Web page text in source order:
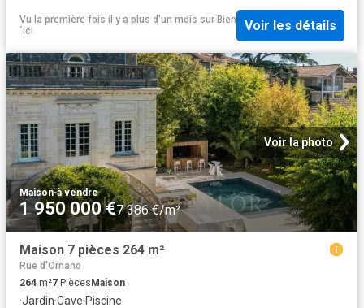
Vu la première fois il y a plus d'un mois sur Bien
´ici
Voir les détails
Voir la photo
Maison·à vendre
1 950 000 €7 386 €/m²
Maison 7 pièces 264 m²
Rue d'Ornano
264 m²7 PiècesMaison
·Jardin·Cave·Piscine